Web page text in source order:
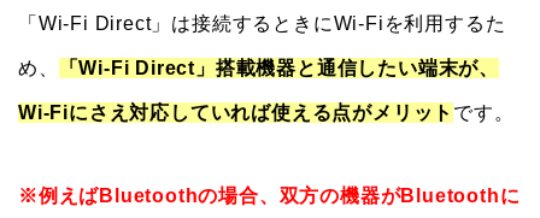
「Wi-Fi Direct」は接続するときにWi-Fiを利用するた
め、 「Wi-Fi Direct」搭載機器と通信したい端末が、
Wi-Fiにさえ対応していれば使える点がメリット です。
※例えばBluetoothの場合、双方の機器がBluetoothに